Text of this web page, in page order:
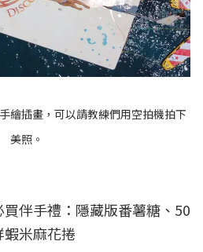
繪插畫，可以請教練們用空拍機拍下
美照。
伴手禮：隱藏版番薯糖、50
米麻花捲